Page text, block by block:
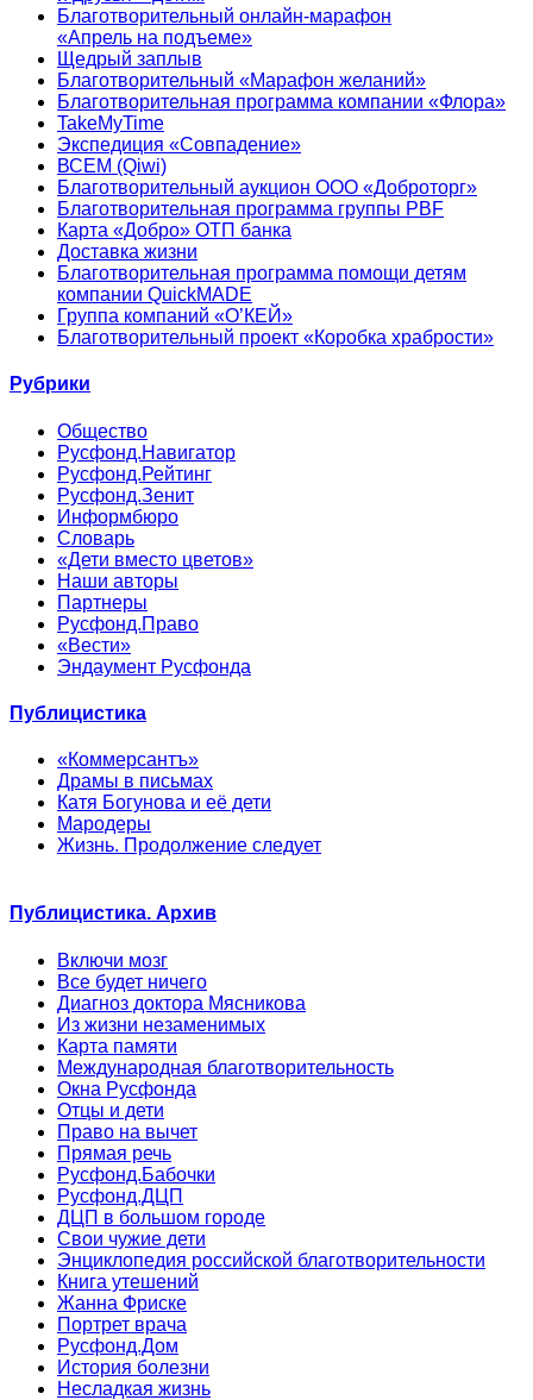
Благотворительный онлайн‑марафон
«Апрель на подъеме»
Щедрый заплыв
Благотворительный «Марафон желаний»
Благотворительная программа компании «Флора»
TakeMyTime
Экспедиция «Совпадение»
ВСЕМ (Qiwi)
Благотворительный аукцион ООО «Доброторг»
Благотворительная программа группы PBF
Карта «Добро» ОТП банка
Доставка жизни
Благотворительная программа помощи детям
компании QuickMADE
Группа компаний «О’КЕЙ»
Благотворительный проект «Коробка храбрости»
Рубрики
Общество
Русфонд.Навигатор
Русфонд.Рейтинг
Русфонд.Зенит
Информбюро
Словарь
«Дети вместо цветов»
Наши авторы
Партнеры
Русфонд.Право
«Вести»
Эндаумент Русфонда
Публицистика
«Коммерсантъ»
Драмы в письмах
Катя Богунова и её дети
Мародеры
Жизнь. Продолжение следует
Публицистика. Архив
Включи мозг
Все будет ничего
Диагноз доктора Мясникова
Из жизни незаменимых
Карта памяти
Международная благотворительность
Окна Русфонда
Отцы и дети
Право на вычет
Прямая речь
Русфонд.Бабочки
Русфонд.ДЦП
ДЦП в большом городе
Свои чужие дети
Энциклопедия российской благотворительности
Книга утешений
Жанна Фриске
Портрет врача
Русфонд.Дом
История болезни
Несладкая жизнь